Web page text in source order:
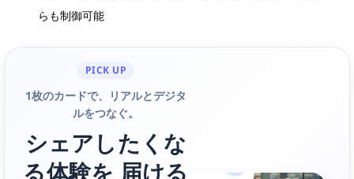
らも制御可能
PICK UP
1枚のカードで、リアルとデジタ
ルをつなぐ。
シェアしたくな
る体験を 届ける